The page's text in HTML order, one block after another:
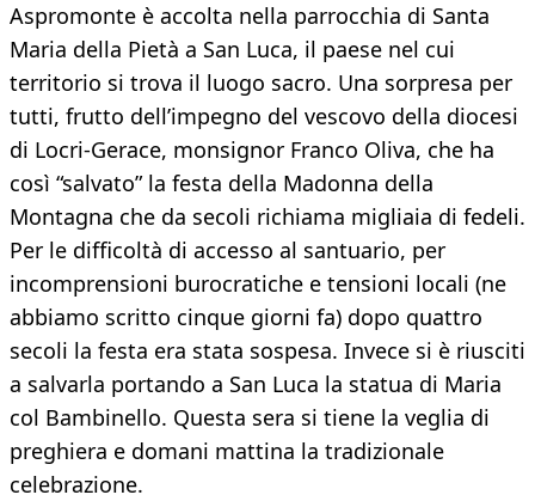
Aspromonte è accolta nella parrocchia di Santa
Maria della Pietà a San Luca, il paese nel cui
territorio si trova il luogo sacro. Una sorpresa per
tutti, frutto dell’impegno del vescovo della diocesi
di Locri-Gerace, monsignor Franco Oliva, che ha
così “salvato” la festa della Madonna della
Montagna che da secoli richiama migliaia di fedeli.
Per le difficoltà di accesso al santuario, per
incomprensioni burocratiche e tensioni locali (ne
abbiamo scritto cinque giorni fa) dopo quattro
secoli la festa era stata sospesa. Invece si è riusciti
a salvarla portando a San Luca la statua di Maria
col Bambinello. Questa sera si tiene la veglia di
preghiera e domani mattina la tradizionale
celebrazione.